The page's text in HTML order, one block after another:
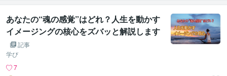
あなたの“魂の感覚”はどれ？人生を動かす
イメージングの核心をズバッと解説します
記事
学び
7